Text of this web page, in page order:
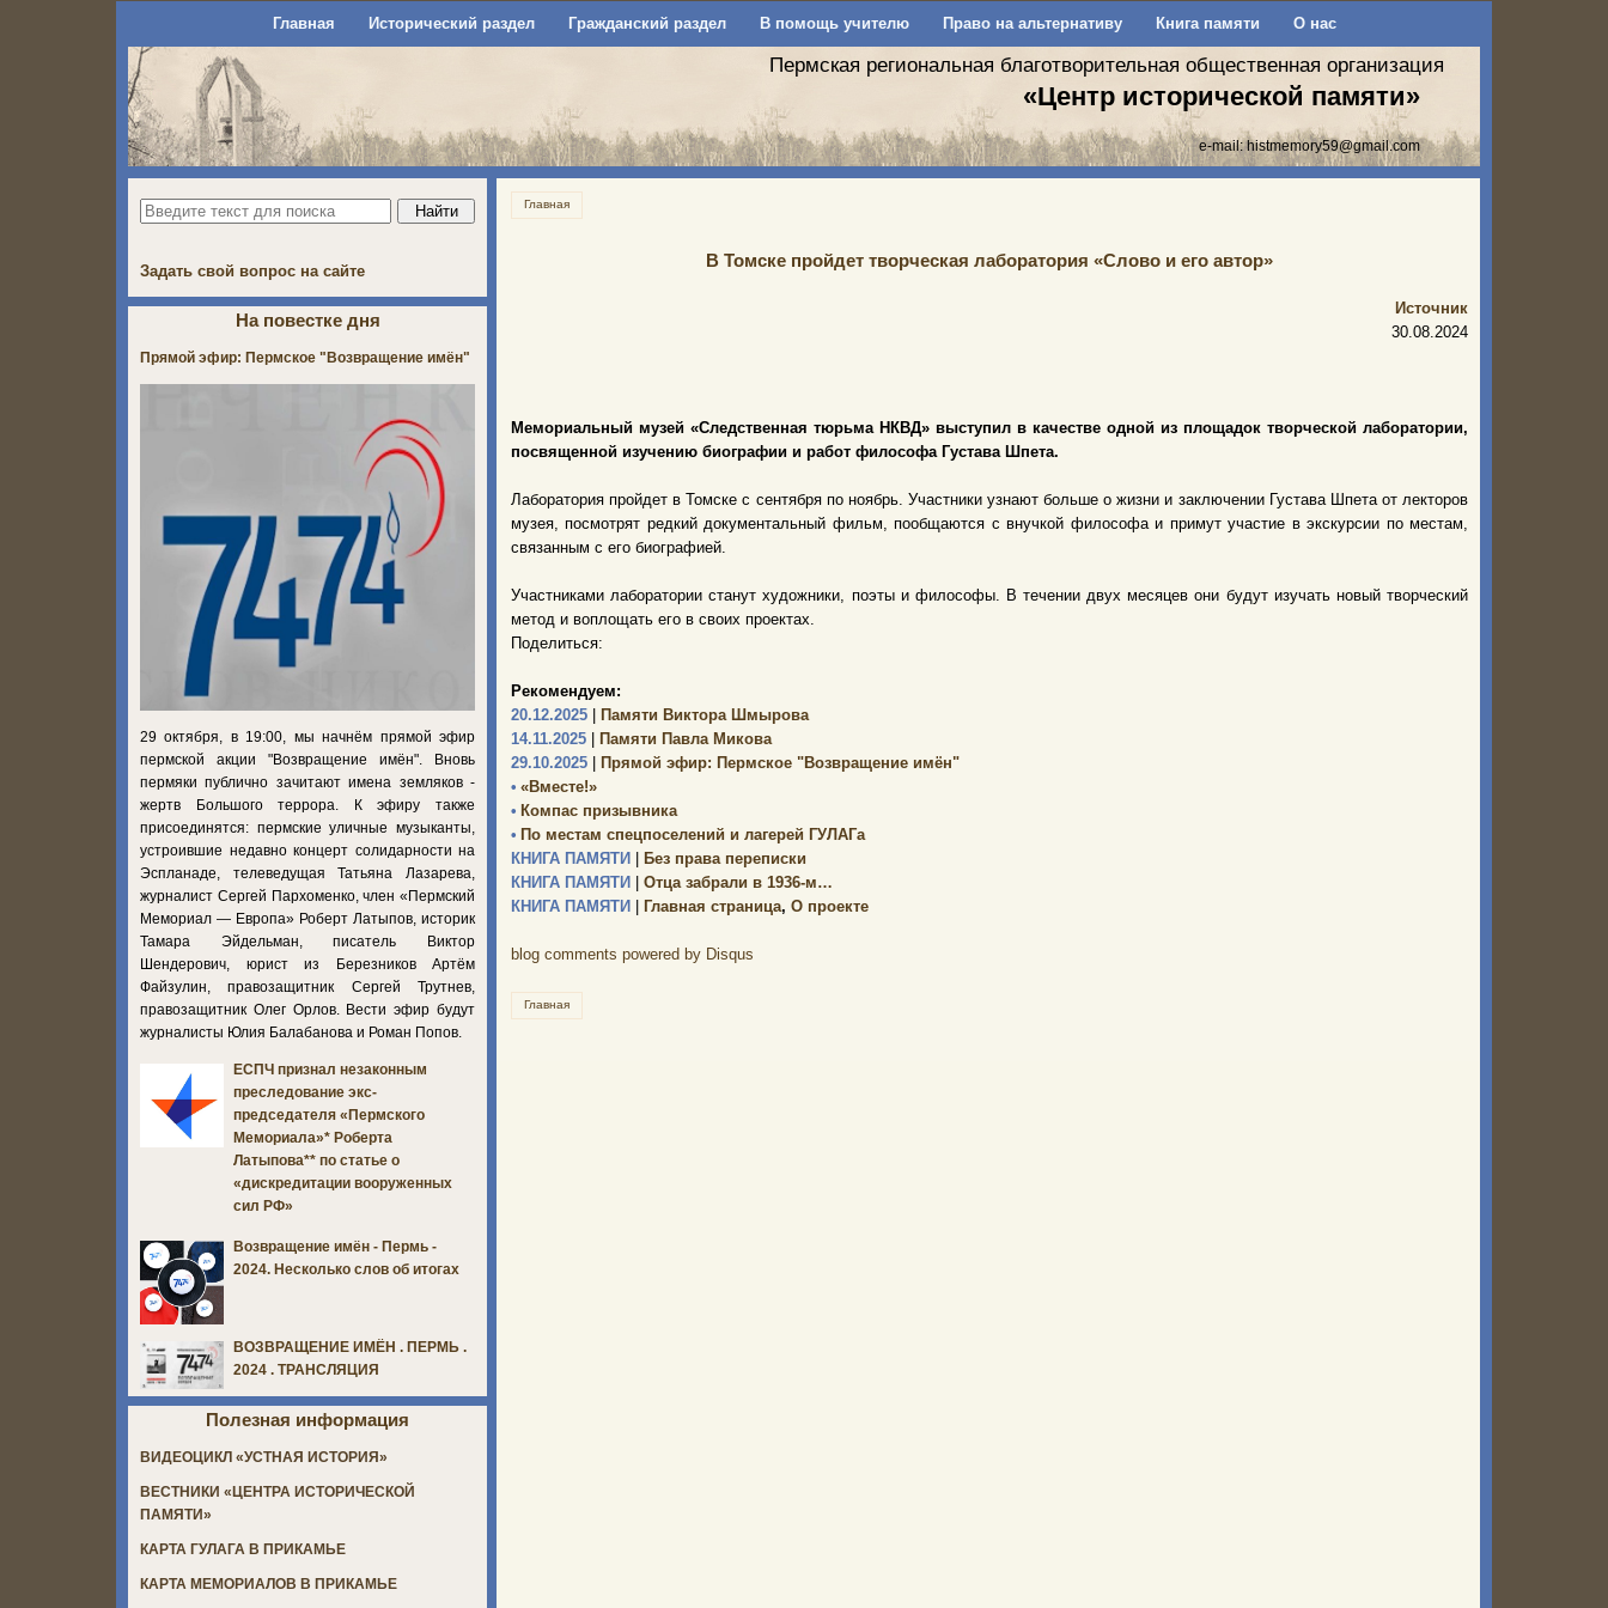
Главная Исторический раздел Гражданский раздел В помощь учителю Право на альтернативу Книга памяти О нас
Пермская региональная благотворительная общественная организация
«Центр исторической памяти»
e-mail:histmemory59@gmail.com
Главная
В Томске пройдет творческая лаборатория «Слово и его автор»
Источник
30.08.2024
Мемориальный музей «Следственная тюрьма НКВД» выступил в качестве одной из площадок творческой лаборатории,
посвященной изучению биографии и работ философа Густава Шпета.
Лаборатория пройдет в Томске с сентября по ноябрь. Участники узнают больше о жизни и заключении Густава Шпета от лекторов
музея, посмотрят редкий документальный фильм, пообщаются с внучкой философа и примут участие в экскурсии по местам,
связанным с его биографией.
Участниками лаборатории станут художники, поэты и философы. В течении двух месяцев они будут изучать новый творческий
метод и воплощать его в своих проектах.
Поделиться:
Рекомендуем:
20.12.2025
Памяти Виктора Шмырова
14.11.2025
Памяти Павла Микова
29.10.2025
Прямой эфир: Пермское "Возвращение имён"
• «Вместе!»
• Компас призывника
• По местам спецпоселений и лагерей ГУЛАГа
КНИГА ПАМЯТИ
Без права переписки
КНИГА ПАМЯТИ
Отца забрали в 1936-м…
КНИГА ПАМЯТИ
Главная страница, О проекте
blog comments powered by Disqus
Главная
Задать свой вопрос на сайте
На повестке дня
Прямой эфир: Пермское "Возвращение имён"
29 октября, в 19:00, мы начнём прямой эфир
пермской акции "Возвращение имён". Вновь
пермяки публично зачитают имена земляков -
жертв Большого террора. К эфиру также
присоединятся: пермские уличные музыканты,
устроившие недавно концерт солидарности на
Эспланаде, телеведущая Татьяна Лазарева,
журналист Сергей Пархоменко, член «Пермский
Мемориал — Европа» Роберт Латыпов, историк
Тамара Эйдельман, писатель Виктор
Шендерович, юрист из Березников Артём
Файзулин, правозащитник Сергей Трутнев,
правозащитник Олег Орлов. Вести эфир будут
журналисты Юлия Балабанова и Роман Попов.
ЕСПЧ признал незаконным
преследование экс-
председателя «Пермского
Мемориала»* Роберта
Латыпова** по статье о
«дискредитации вооруженных
сил РФ»
Возвращение имён - Пермь -
2024. Несколько слов об итогах
ВОЗВРАЩЕНИЕ ИМЁН . ПЕРМЬ .
2024 . ТРАНСЛЯЦИЯ
Полезная информация
ВИДЕОЦИКЛ «УСТНАЯ ИСТОРИЯ»
ВЕСТНИКИ «ЦЕНТРА ИСТОРИЧЕСКОЙ
ПАМЯТИ»
КАРТА ГУЛАГА В ПРИКАМЬЕ
КАРТА МЕМОРИАЛОВ В ПРИКАМЬЕ